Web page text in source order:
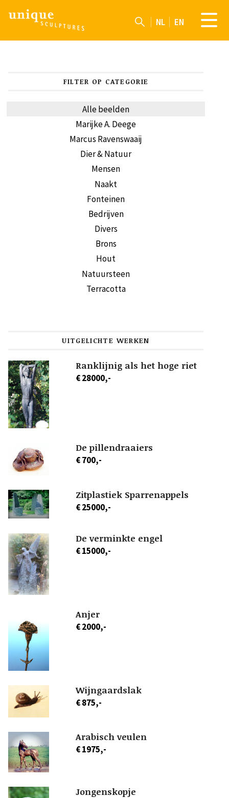
NL EN
FILTER OP CATEGORIE
Alle beelden
Marijke A. Deege
Marcus Ravenswaaij
Dier & Natuur
Mensen
Naakt
Fonteinen
Bedrijven
Divers
Brons
Hout
Natuursteen
Terracotta
UITGELICHTE WERKEN
Ranklijnig als het hoge riet
€ 28000,-
De pillendraaiers
€ 700,-
Zitplastiek Sparrenappels
€ 25000,-
De verminkte engel
€ 15000,-
Anjer
€ 2000,-
Wijngaardslak
€ 875,-
Arabisch veulen
€ 1975,-
Jongenskopje